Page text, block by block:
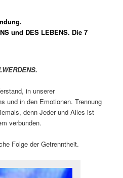
und DES LEBENS. Die 7
in unserer
und in den Emotionen. Trennung
denn Jeder und Alles ist
verbunden.
Folge der Getrenntheit.